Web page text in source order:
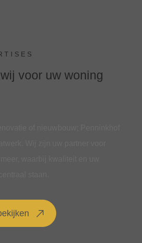
voor uw woning